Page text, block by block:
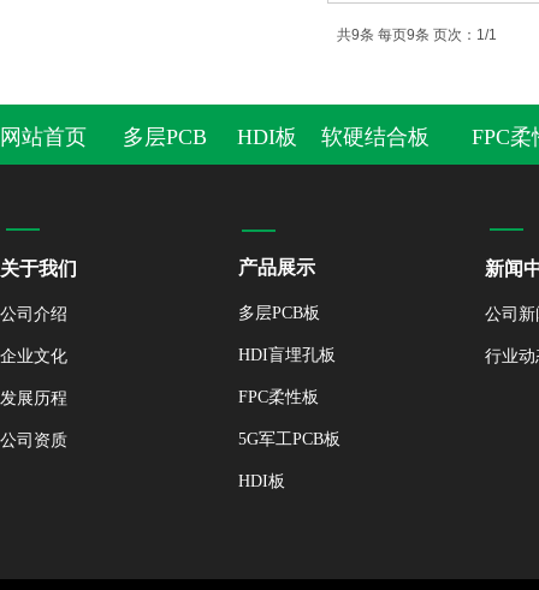
共9条 每页9条 页次：1/1
网站首页 多层PCB HDI板 软硬结合板 FPC柔
关于我们
公司介绍
企业文化
发展历程
公司资质
产品展示
多层PCB板
HDI盲埋孔板
FPC柔性板
5G军工PCB板
HDI板
新闻
公司新
行业动